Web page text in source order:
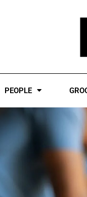
PEOPLE